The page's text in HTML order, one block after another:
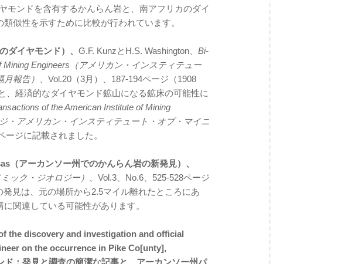
モンドを含有するかんらん岩と、南アフリカのダイ
似性を示すために比較が行われています。
ダイヤモンド）、 G.F. KunzとH.S. Washington、 Bi-
Engineers（アメリカン・インスティテュー
報告）
、Vol.20（3月）、187-194ページ（1908
、経済的なダイヤモンド鉱山になる鉱床の可能性に
of the American Institute of Mining
・アメリカン・インスティテュート・オブ・マイニ
ージに記載されました。
アーカンソー州でのかんらん岩の新発見）、
ック・ジオロジー）
、Vol.3、No.6、525-528ページ
発見は、元の場所から2.5マイル離れたところにあ
関連している可能性があります。
the discovery and investigation and official
on the occurrence in Pike Co[unty],
：発見と調査の簡潔な記事と、アーカンソー州パ